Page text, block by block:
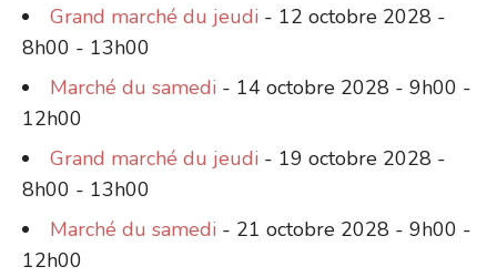
Grand marché du jeudi - 12 octobre 2028 -
8h00 - 13h00
Marché du samedi - 14 octobre 2028 - 9h00 -
12h00
Grand marché du jeudi - 19 octobre 2028 -
8h00 - 13h00
Marché du samedi - 21 octobre 2028 - 9h00 -
12h00